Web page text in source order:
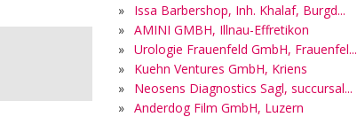
»
Issa Barbershop, Inh. Khalaf, Burgd...
» AMINI GMBH, Illnau-Effretikon
» Urologie Frauenfeld GmbH, Frauenfel...
»
Kuehn Ventures GmbH, Kriens
»
Neosens Diagnostics Sagl, succursal...
» Anderdog Film GmbH, Luzern